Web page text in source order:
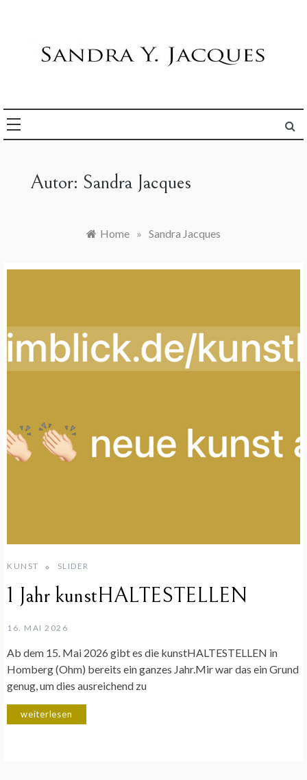
Autor: Sandra Jacques
Home » Sandra Jacques
KUNST SLIDER
1 Jahr kunstHALTESTELLEN
16. MAI 2026
Ab dem 15. Mai 2026 gibt es die kunstHALTESTELLEN in
Homberg (Ohm) bereits ein ganzes Jahr.Mir war das ein Grund
genug, um dies ausreichend zu
weiterlesen